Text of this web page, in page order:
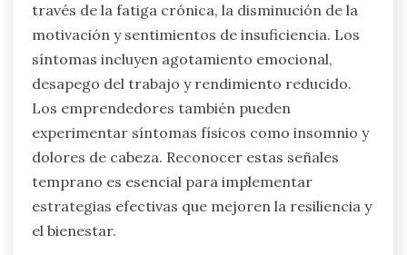
través de la fatiga crónica, la disminución de la
motivación y sentimientos de insuficiencia. Los
síntomas incluyen agotamiento emocional,
desapego del trabajo y rendimiento reducido.
Los emprendedores también pueden
experimentar síntomas físicos como insomnio y
dolores de cabeza. Reconocer estas señales
temprano es esencial para implementar
estrategias efectivas que mejoren la resiliencia y
el bienestar.